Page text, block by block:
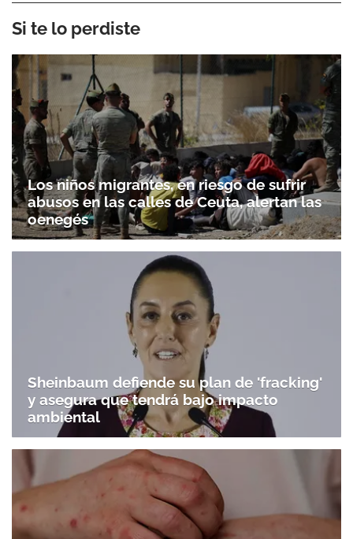
Si te lo perdiste
Los niños migrantes, en riesgo de sufrir
abusos en las calles de Ceuta, alertan las
oenegés
Sheinbaum defiende su plan de 'fracking'
y asegura que tendrá bajo impacto
ambiental